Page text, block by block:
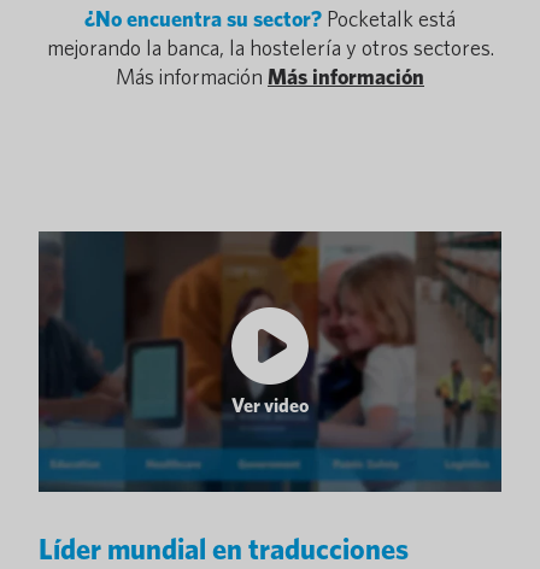
¿No encuentra su sector? Pocketalk está
mejorando la banca, la hostelería y otros sectores.
Más información Más información
Ver video
Líder mundial en traducciones